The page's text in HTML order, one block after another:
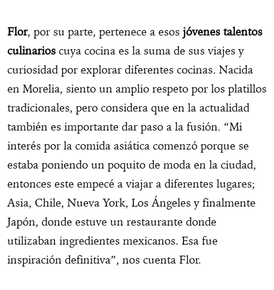
Flor, por su parte, pertenece a esos jóvenes talentos
culinarios cuya cocina es la suma de sus viajes y
curiosidad por explorar diferentes cocinas. Nacida
en Morelia, siento un amplio respeto por los platillos
tradicionales, pero considera que en la actualidad
también es importante dar paso a la fusión. “Mi
interés por la comida asiática comenzó porque se
estaba poniendo un poquito de moda en la ciudad,
entonces este empecé a viajar a diferentes lugares;
Asia, Chile, Nueva York, Los Ángeles y finalmente
Japón, donde estuve un restaurante donde
utilizaban ingredientes mexicanos. Esa fue
inspiración definitiva”, nos cuenta Flor.